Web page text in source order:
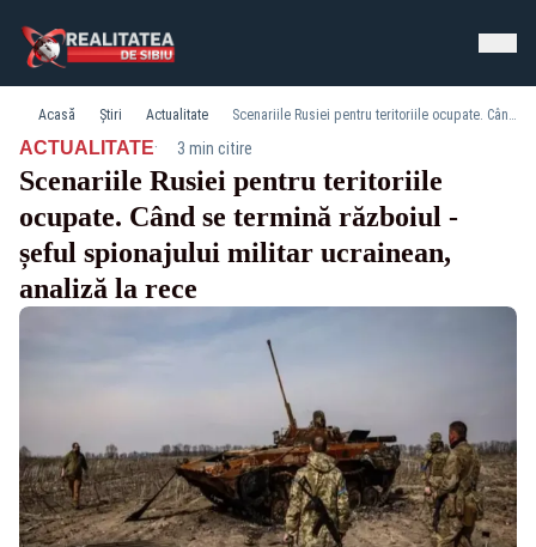
Acasă Știri Actualitate Scenariile Rusiei pentru teritoriile ocupate. Când se termină războiul - șeful spionajului militar ucrainean, analiză la rece
ACTUALITATE· 3 min citire
Scenariile Rusiei pentru teritoriile
ocupate. Când se termină războiul -
șeful spionajului militar ucrainean,
analiză la rece